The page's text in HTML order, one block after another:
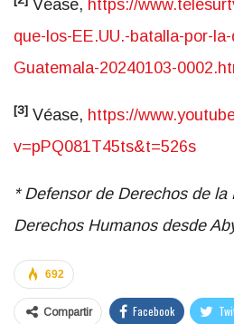
Véase, https://
que-los-EE.UU.-batalla-por-
Guatemala-20240103-
[3] Véase, https://
v=pPQ081T45ts&t=526s
* Defensor de Derechos de la
Derechos Humanos desde
692
Compartir Facebook